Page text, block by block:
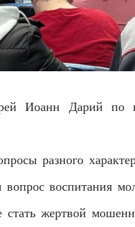
Иоанн Дарий
разного
воспитания
стать жертвой